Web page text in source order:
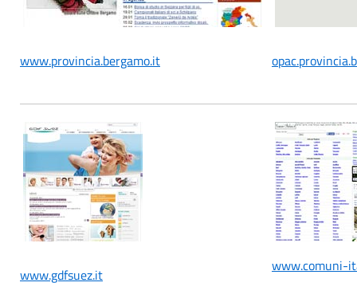
www.provincia.bergamo.it
www.gdfsuez.it www.comuni-